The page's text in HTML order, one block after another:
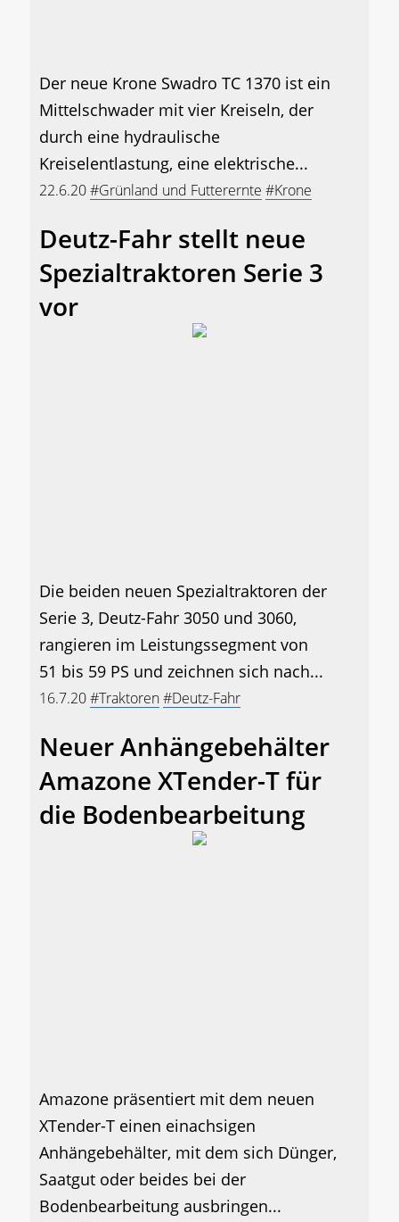
Der neue Krone Swadro TC 1370 ist ein
Mittelschwader mit vier Kreiseln, der
durch eine hydraulische
Kreiselentlastung, eine elektrische...
22.6.20#Grünland und Futterernte #Krone
Deutz-Fahr stellt neue
Spezialtraktoren Serie 3
vor
Die beiden neuen Spezialtraktoren der
Serie 3, Deutz-Fahr 3050 und 3060,
rangieren im Leistungssegment von
51 bis 59 PS und zeichnen sich nach...
16.7.20#Traktoren#Deutz-Fahr
Neuer Anhängebehälter
Amazone XTender-T für
die Bodenbearbeitung
Amazone präsentiert mit dem neuen
XTender-T einen einachsigen
Anhängebehälter, mit dem sich Dünger,
Saatgut oder beides bei der
Bodenbearbeitung ausbringen...